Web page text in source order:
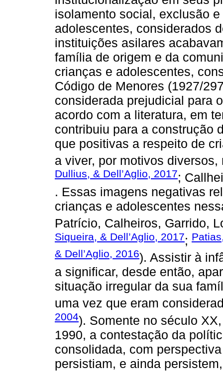
isolamento social, exclusão
adolescentes, considerados
instituições asilares
família de origem e da
crianças e adolescentes,
Código de Menores (1927/
considerada prejudicial para
acordo com a literatura, em
contribuiu para a construção
que positivas a respeito de
a viver, por motivos
Dullius, & Dell’Aglio, 2017;
. Essas imagens negativas
crianças e adolescentes
Patrício, Calheiros, Garrido,
Siqueira, & Dell’Aglio, 2017;
& Dell’Aglio, 2016). Assistir à
a significar, desde então,
situação irregular da sua
uma vez que eram
2004). Somente no século
1990, a contestação da
consolidada, com
persistiam, e ainda